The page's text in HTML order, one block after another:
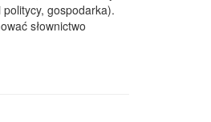
gospodarka).
słownictwo